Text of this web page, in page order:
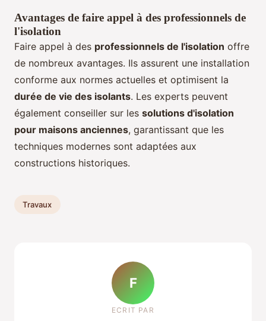
Avantages de faire appel à des professionnels de
l'isolation
Faire appel à des professionnels de l'isolation offre
de nombreux avantages. Ils assurent une installation
conforme aux normes actuelles et optimisent la
durée de vie des isolants. Les experts peuvent
également conseiller sur les solutions d'isolation
pour maisons anciennes, garantissant que les
techniques modernes sont adaptées aux
constructions historiques.
Travaux
F
ECRIT PAR